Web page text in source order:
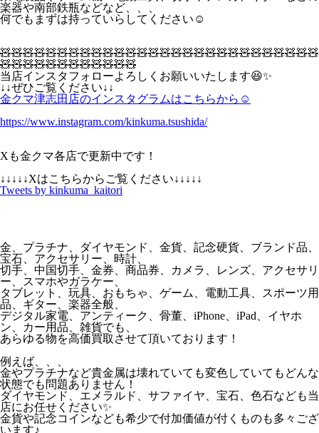
楽器や南部鉄瓶などなど、、、
何でもまずは持っていらしてください☺
🧸🧸🧸🧸🧸🧸🧸🧸🧸🧸🧸🧸🧸🧸🧸🧸🧸🧸🧸🧸🧸🧸🧸🧸🧸🧸🧸🧸
🧸🧸🧸🧸🧸🧸🧸🧸🧸🧸🧸🧸
当店インスタフォローよろしくお願いいたします😆✨
↓↓ぜひご覧ください↓↓
金クマ津志田店のインスタグラムはこちらから☺
https://www.instagram.com/kinkuma.tsushida/
Xも金クマ各店で更新中です！
↓↓↓↓↓Xはこちらからご覧ください↓↓↓↓↓
Tweets by kinkuma_kaitori
金、プラチナ、ダイヤモンド、金貨、記念硬貨、ブランド品、
宝石、アクセサリー、時計、
切手、中国切手、金券、商品券、カメラ、レンズ、アクセサリ
ー、スマホやガラケー、
タブレット、玩具、おもちゃ、ゲーム、電動工具、スポーツ用
品、ギター、楽器全般、
デジタル家電、アンティーク、骨董、iPhone、iPad、イヤホ
ン、カー用品、雑貨でも、
あらゆる物を高価買取させて頂いております！
例えば、、、
金やプラチナなど貴金属は壊れていても変色していてもどんな
状態でも問題ありません！
ダイヤモンド、エメラルド、サファイヤ、宝石、色石なども当
店にお任せください✨
金貨や記念コインなども希少で付加価値が付くものも多々ござ
います♪